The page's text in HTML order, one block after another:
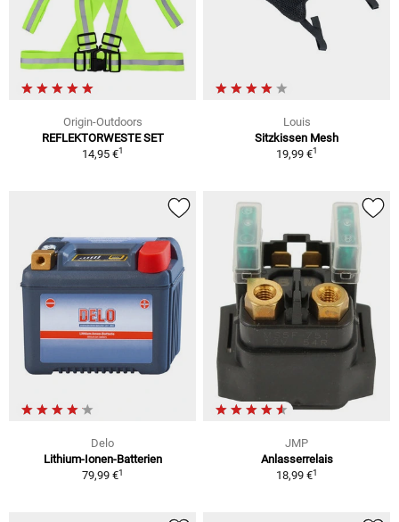
Origin-Outdoors
REFLEKTORWESTE SET
14,95 €1
Louis
Sitzkissen Mesh
19,99 €1
Delo
Lithium-Ionen-Batterien
79,99 €1
JMP
Anlasserrelais
18,99 €1